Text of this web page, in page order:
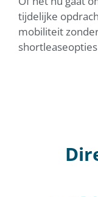
tijdelijke
mobiliteit